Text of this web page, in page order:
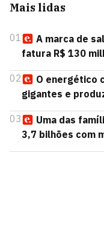
Mais lidas
01
A marca de
fatura R$ 130
02
O energético
gigantes e
03
Uma das
3,7 bilhões com